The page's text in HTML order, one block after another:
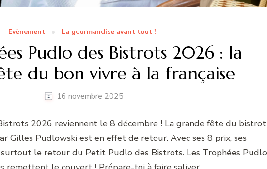
Evènement La gourmandise avant tout !
Pudlo des Bistrots 2026 : la
du bon vivre à la française
16 novembre 2025
2026 reviennent le 8 décembre ! La grande fête du bistrot
Gilles Pudlowski est en effet de retour. Avec ses 8 prix, ses
surtout le retour du Petit Pudlo des Bistrots. Les Trophées Pudlo